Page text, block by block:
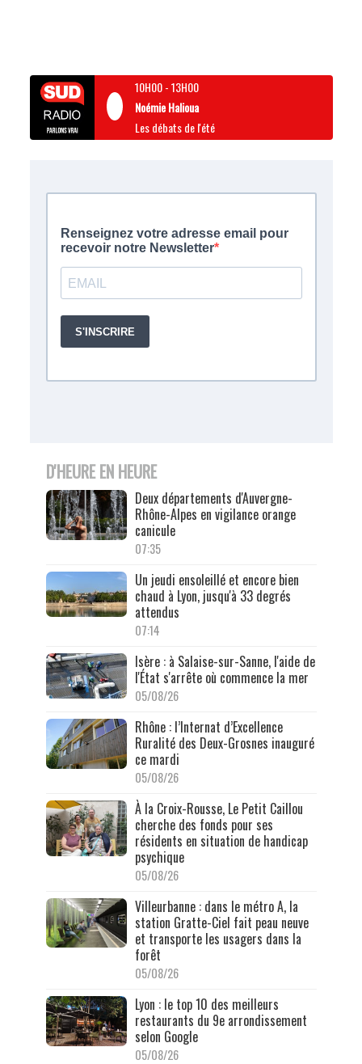
10H00-13H00
Noémie Halioua
Les débats de l'été
D'HEURE EN HEURE
Deux départements d'Auvergne-
Rhône-Alpes en vigilance orange
canicule
07:35
Un jeudi ensoleillé et encore bien
chaud à Lyon, jusqu'à 33 degrés
attendus
07:14
Isère : à Salaise-sur-Sanne, l'aide de
l'État s'arrête où commence la mer
05/08/26
Rhône : l’Internat d’Excellence
Ruralité des Deux-Grosnes inauguré
ce mardi
05/08/26
À la Croix-Rousse, Le Petit Caillou
cherche des fonds pour ses
résidents en situation de handicap
psychique
05/08/26
Villeurbanne : dans le métro A, la
station Gratte-Ciel fait peau neuve
et transporte les usagers dans la
forêt
05/08/26
Lyon : le top 10 des meilleurs
restaurants du 9e arrondissement
selon Google
05/08/26